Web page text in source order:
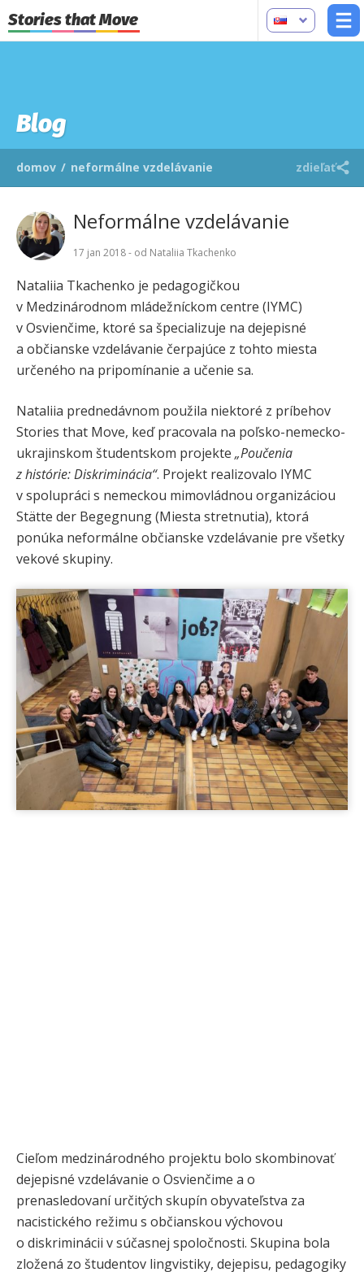
Stories that Move
Blog
domov / neformálne vzdelávanie zdieľať
Neformálne vzdelávanie
17 jan 2018 - od Nataliia Tkachenko
Nataliia Tkachenko je pedagogičkou
v Medzinárodnom mládežníckom centre (IYMC)
v Osvienčime, ktoré sa špecializuje na dejepisné
a občianske vzdelávanie čerpajúce z tohto miesta
určeného na pripomínanie a učenie sa.
Nataliia prednedávnom použila niektoré z príbehov
Stories that Move, keď pracovala na poľsko-nemecko-
ukrajinskom študentskom projekte „Poučenia
z histórie: Diskriminácia“. Projekt realizovalo IYMC
v spolupráci s nemeckou mimovládnou organizáciou
Stätte der Begegnung (Miesta stretnutia), ktorá
ponúka neformálne občianske vzdelávanie pre všetky
vekové skupiny.
Cieľom medzinárodného projektu bolo skombinovať
dejepisné vzdelávanie o Osvienčime a o
prenasledovaní určitých skupín obyvateľstva za
nacistického režimu s občianskou výchovou
o diskriminácii v súčasnej spoločnosti. Skupina bola
zložená zo študentov lingvistiky, dejepisu, pedagogiky